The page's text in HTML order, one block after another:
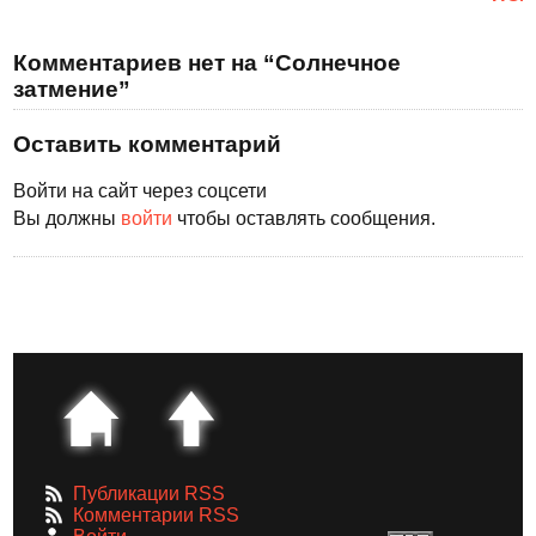
Комментариев нет на “Солнечное
затмение”
Оставить комментарий
Войти на сайт через соцсети
Вы должны войти чтобы оставлять сообщения.
Публикации RSS
Комментарии RSS